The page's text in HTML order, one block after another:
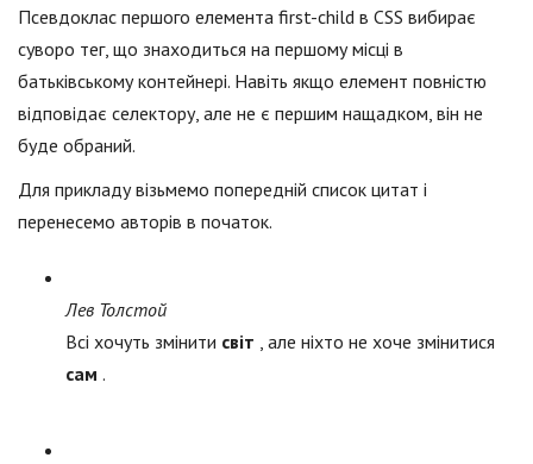
Псевдоклас першого елемента first-child в CSS вибирає
суворо тег, що знаходиться на першому місці в
батьківському контейнері. Навіть якщо елемент повністю
відповідає селектору, але не є першим нащадком, він не
буде обраний.
Для прикладу візьмемо попередній список цитат і
перенесемо авторів в початок.
Лев Толстой
Всі хочуть змінити світ , але ніхто не хоче змінитися
сам .